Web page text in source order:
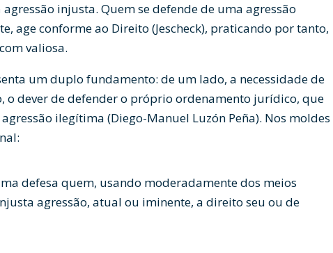
injusta. Quem se defende de uma agressão
age conforme ao Direito (Jescheck), praticando por tanto,
valiosa.
um duplo fundamento: de um lado, a necessidade de
o dever de defender o próprio ordenamento jurídico, que
ilegítima (Diego-Manuel Luzón Peña). Nos moldes
defesa quem, usando moderadamente dos meios
agressão, atual ou iminente, a direito seu ou de